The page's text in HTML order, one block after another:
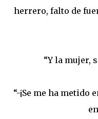
herrero, falto de
“Y la mujer,
“-¡Se me ha metido